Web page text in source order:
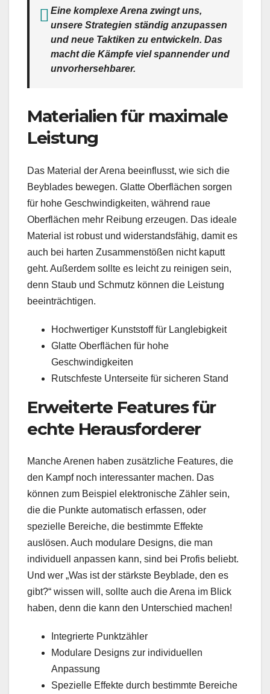
Eine komplexe Arena zwingt uns,
unsere Strategien ständig anzupassen
und neue Taktiken zu entwickeln. Das
macht die Kämpfe viel spannender und
unvorhersehbarer.
Materialien für maximale
Leistung
Das Material der Arena beeinflusst, wie sich die
Beyblades bewegen. Glatte Oberflächen sorgen
für hohe Geschwindigkeiten, während raue
Oberflächen mehr Reibung erzeugen. Das ideale
Material ist robust und widerstandsfähig, damit es
auch bei harten Zusammenstößen nicht kaputt
geht. Außerdem sollte es leicht zu reinigen sein,
denn Staub und Schmutz können die Leistung
beeinträchtigen.
Hochwertiger Kunststoff für Langlebigkeit
Glatte Oberflächen für hohe
Geschwindigkeiten
Rutschfeste Unterseite für sicheren Stand
Erweiterte Features für
echte Herausforderer
Manche Arenen haben zusätzliche Features, die
den Kampf noch interessanter machen. Das
können zum Beispiel elektronische Zähler sein,
die die Punkte automatisch erfassen, oder
spezielle Bereiche, die bestimmte Effekte
auslösen. Auch modulare Designs, die man
individuell anpassen kann, sind bei Profis beliebt.
Und wer „Was ist der stärkste Beyblade, den es
gibt?“ wissen will, sollte auch die Arena im Blick
haben, denn die kann den Unterschied machen!
Integrierte Punktzähler
Modulare Designs zur individuellen
Anpassung
Spezielle Effekte durch bestimmte Bereiche